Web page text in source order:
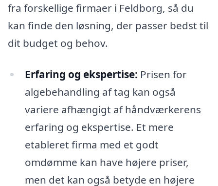
fra forskellige firmaer i Feldborg, så du
kan finde den løsning, der passer bedst til
dit budget og behov.
Erfaring og ekspertise: Prisen for
algebehandling af tag kan også
variere afhængigt af håndværkerens
erfaring og ekspertise. Et mere
etableret firma med et godt
omdømme kan have højere priser,
men det kan også betyde en højere